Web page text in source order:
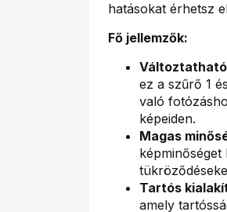
hatásokat érhetsz
Fő jellemzők:
ez a szűrő 1
való
képeiden.
Magas
Tartós
amely